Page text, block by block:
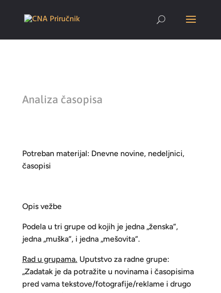
Analiza časopisa
Potreban materijal: Dnevne novine, nedeljnici,
časopisi
Opis vežbe
Podela u tri grupe od kojih je jedna „ženska“,
jedna „muška“, i jedna „mešovita“.
Rad u grupama. Uputstvo za radne grupe:
„Zadatak je da potražite u novinama i časopisima
pred vama tekstove/fotografije/reklame i drugo